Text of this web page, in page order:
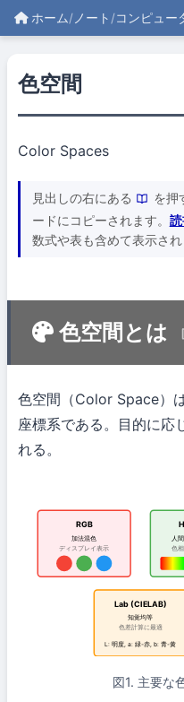
ホーム/ ノート /コンピュー
色空間
Color Spaces
見出しの右にある
を押
ードにコピーされます。
数式や表も含めて表示され
色空間とは
色空間（Color Space）
座標系である。目的に応
れる。
RGB
加法混色
ディスプレイ表示
人
色
Lab (CIELAB)
知覚均等
色差計算に最適
L: 明度, a: 緑-赤, b: 青-黄
図1. 主要な